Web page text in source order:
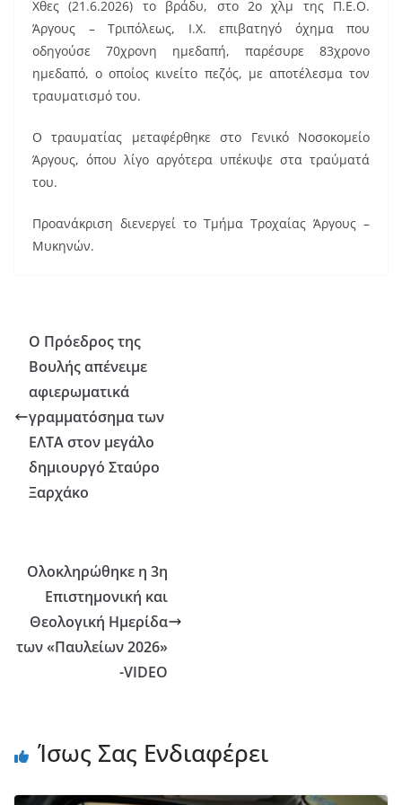
c
e
b
o
o
k
ai
l
er
e
st
Χθες (21.6.2026) το βράδυ, στο 2ο χλμ της Π.Ε.Ο.
Άργους – Τριπόλεως, Ι.Χ. επιβατηγό όχημα που
οδηγούσε 70χρονη ημεδαπή, παρέσυρε 83χρονο
ημεδαπό, ο οποίος κινείτο πεζός, με αποτέλεσμα τον
τραυματισμό του.
Ο τραυματίας μεταφέρθηκε στο Γενικό Νοσοκομείο
Άργους, όπου λίγο αργότερα υπέκυψε στα τραύματά
του.
Προανάκριση διενεργεί το Τμήμα Τροχαίας Άργους –
Μυκηνών.
Ο Πρόεδρος της
Βουλής απένειμε
αφιερωματικά
γραμματόσημα των
ΕΛΤΑ στον μεγάλο
δημιουργό Σταύρο
Ξαρχάκο
Ολοκληρώθηκε η 3η
Επιστημονική και
Θεολογική Ημερίδα
των «Παυλείων 2026»
-VIDEO
Ίσως Σας Ενδιαφέρει